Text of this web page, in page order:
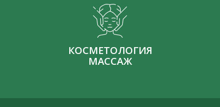
КОСМЕТОЛОГИЯ
МАССАЖ